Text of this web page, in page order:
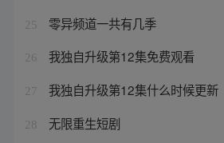
25 零异频道一共有几季
26 我独自升级第12集免费观看
27 我独自升级第12集什么时候更新
28 无限重生短剧